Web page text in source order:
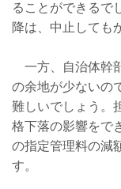
ることができるで
降は、中止しても
一方、自治体幹
の余地が少ないの
難しいでしょう。
格下落の影響をで
の指定管理料の減
す。